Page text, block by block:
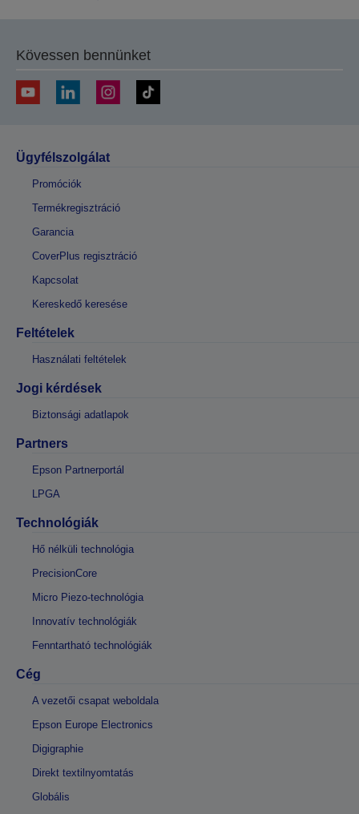
Kövessen bennünket
Ügyfélszolgálat
Promóciók
Termékregisztráció
Garancia
CoverPlus regisztráció
Kapcsolat
Kereskedő keresése
Feltételek
Használati feltételek
Jogi kérdések
Biztonsági adatlapok
Partners
Epson Partnerportál
LPGA
Technológiák
Hő nélküli technológia
PrecisionCore
Micro Piezo-technológia
Innovatív technológiák
Fenntartható technológiák
Cég
A vezetői csapat weboldala
Epson Europe Electronics
Digigraphie
Direkt textilnyomtatás
Globális